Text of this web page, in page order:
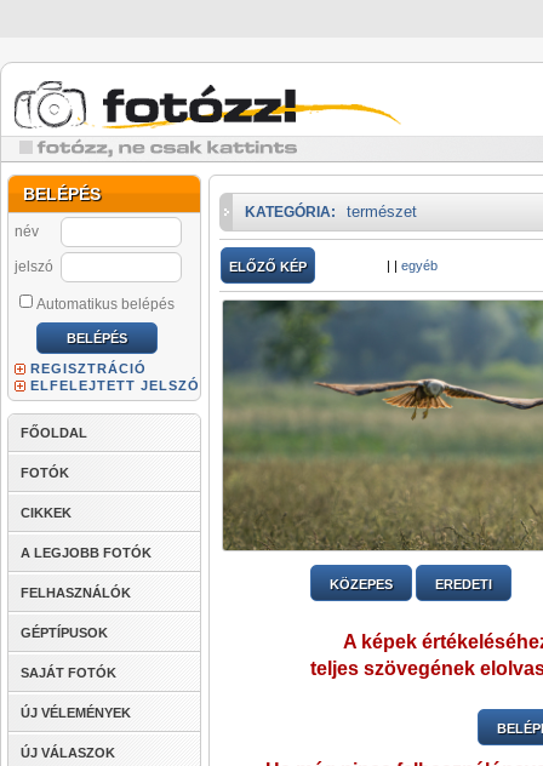
BELÉPÉS
név
jelszó
Automatikus belépés
REGISZTRÁCIÓ
ELFELEJTETT JELSZÓ
FŐOLDAL
FOTÓK
CIKKEK
A LEGJOBB FOTÓK
FELHASZNÁLÓK
GÉPTÍPUSOK
SAJÁT FOTÓK
ÚJ VÉLEMÉNYEK
ÚJ VÁLASZOK
KATEGÓRIA: természet
ELŐZŐ KÉP | | egyéb
KÖZEPES EREDETI
A képek
teljes szövegének